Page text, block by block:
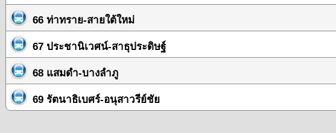
66 ท่าทราย-สายใต้ใหม่
67 ประชานิเวศน์-สาธุประดิษฐ์
68 แสมดำ-บางลำภู
69 รัตนาธิเบศร์-อนุสาวรีย์ชัย